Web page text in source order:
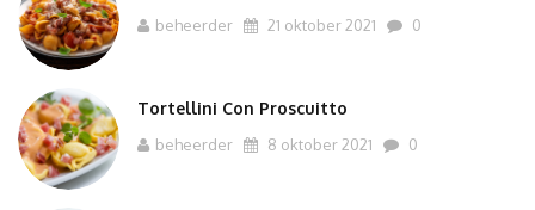
beheerder 21 oktober 2021 0
Tortellini Con Proscuitto
beheerder 8 oktober 2021 0